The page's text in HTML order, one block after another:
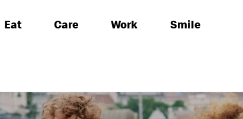
Eat Care Work Smile